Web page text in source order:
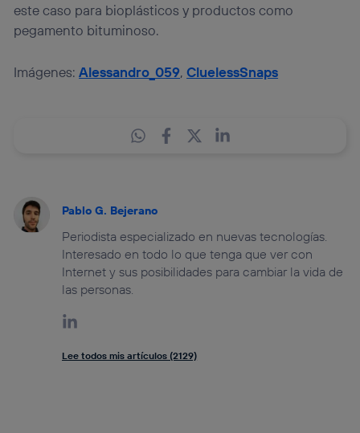
este caso para bioplásticos y productos como
pegamento bituminoso.
Imágenes:Alessandro_059,CluelessSnaps
Pablo G. Bejerano
Periodista especializado en nuevas tecnologías.
Interesado en todo lo que tenga que ver con
Internet y sus posibilidades para cambiar la vida de
las personas.
Lee todos mis artículos (2129)